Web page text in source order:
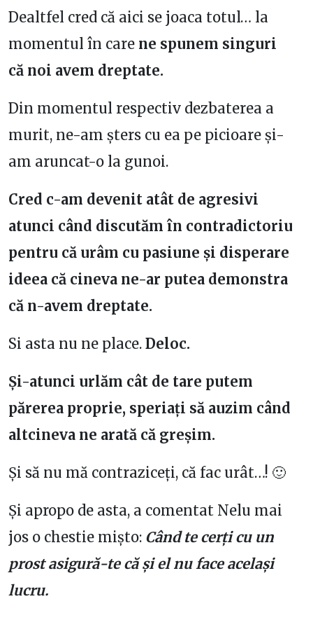
Dealtfel cred că aici se joaca totul… la
momentul în care ne spunem singuri
că noi avem dreptate.
Din momentul respectiv dezbaterea a
murit, ne-am șters cu ea pe picioare și-
am aruncat-o la gunoi.
Cred c-am devenit atât de agresivi
atunci când discutăm în contradictoriu
pentru că urâm cu pasiune și disperare
ideea că cineva ne-ar putea demonstra
că n-avem dreptate.
Si asta nu ne place. Deloc.
Și-atunci urlăm cât de tare putem
părerea proprie, speriați să auzim când
altcineva ne arată că greșim.
Și să nu mă contraziceți, că fac urât…! 🙂
Și apropo de asta, a comentat Nelu mai
jos o chestie mișto: Când te cerți cu un
prost asigură-te că și el nu face același
lucru.